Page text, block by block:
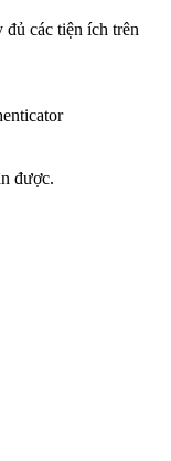
đủ các tiện ích trên
được.